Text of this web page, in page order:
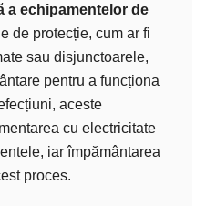
a echipamentelor de
de protecție, cum ar fi
sau disjunctoarele,
pentru a funcționa
aceste
cu electricitate
iar împământarea
proces.